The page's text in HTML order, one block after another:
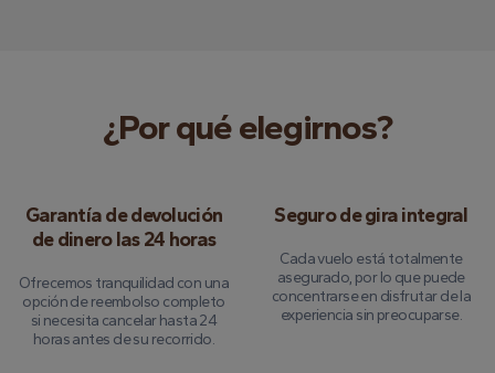
¿Por qué elegirnos?
Garantía de devolución
de dinero las 24 horas
Ofrecemos tranquilidad con una
opción de reembolso completo
si necesita cancelar hasta 24
horas antes de su recorrido.
Seguro de gira integral
Cada vuelo está totalmente
asegurado, por lo que puede
concentrarse en disfrutar de la
experiencia sin preocuparse.